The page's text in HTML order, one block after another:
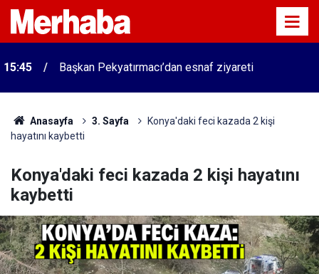
15:45 Başkan Pekyatırmacı’dan esnaf ziyareti
Anasayfa 3. Sayfa
Konya'daki feci kazada 2 kişi
hayatını kaybetti
Konya'daki feci kazada 2 kişi hayatını
kaybetti